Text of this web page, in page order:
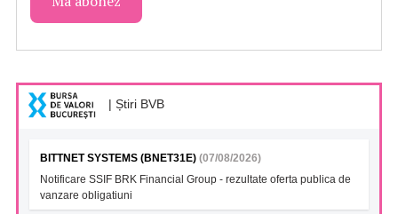
| Știri BVB
BITTNET SYSTEMS (BNET31E) (07/08/2026)
Notificare SSIF BRK Financial Group - rezultate oferta publica de
vanzare obligatiuni